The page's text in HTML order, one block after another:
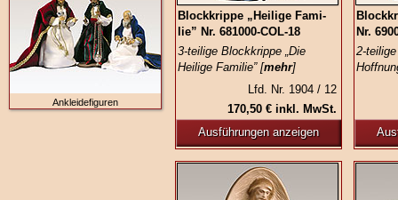
Ankleidefiguren
Blockkrippe „Heilige Fami­
lie” Nr. 681000‑COL‑18
3-teilige Blockkrippe „Die
Heilige Familie” [mehr]
Lfd. Nr. 1904 / 12
170,50 € inkl. MwSt.
Ausführungen anzeigen
Nr.
2-